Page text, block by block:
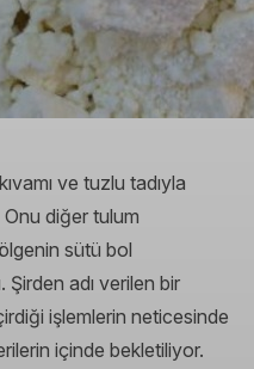
ve tuzlu tadıyla
diğer tulum
sütü bol
adı verilen bir
işlemlerin neticesinde
içinde bekletiliyor.